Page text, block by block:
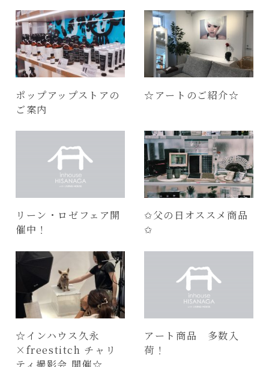
ポップアップストアの
ご案内
☆アートのご紹介☆
リーン・ロゼフェア開
催中！
✩父の日オススメ商品
✩
☆インハウス久永
×freestitch チャリ
ティ撮影会 開催☆
アート商品 多数入
荷！